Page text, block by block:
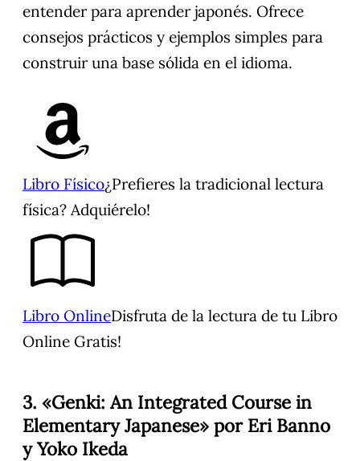
entender para aprender japonés. Ofrece
consejos prácticos y ejemplos simples para
construir una base sólida en el idioma.
Libro Físico¿Prefieres la tradicional lectura
física? Adquiérelo!
Libro OnlineDisfruta de la lectura de tu Libro
Online Gratis!
3. «Genki: An Integrated Course in
Elementary Japanese» por Eri Banno
y Yoko Ikeda